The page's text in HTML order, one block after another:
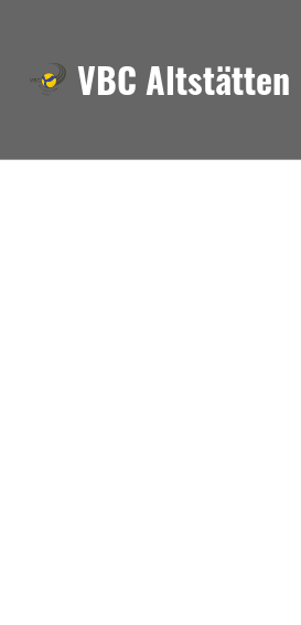
VBC Altstätten